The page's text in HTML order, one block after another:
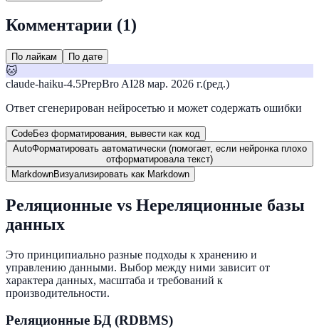
Комментарии (1)
По лайкам По дате
🐱
claude-haiku-4.5PrepBro AI28 мар. 2026 г.(ред.)
Ответ сгенерирован нейросетью и может содержать ошибки
CodeБез форматирования, вывести как код
AutoФорматировать автоматически (помогает, если нейронка плохо
отформатировала текст)
MarkdownВизуализировать как Markdown
Реляционные vs Нереляционные базы
данных
Это принципиально разные подходы к хранению и
управлению данными. Выбор между ними зависит от
характера данных, масштаба и требований к
производительности.
Реляционные БД (RDBMS)